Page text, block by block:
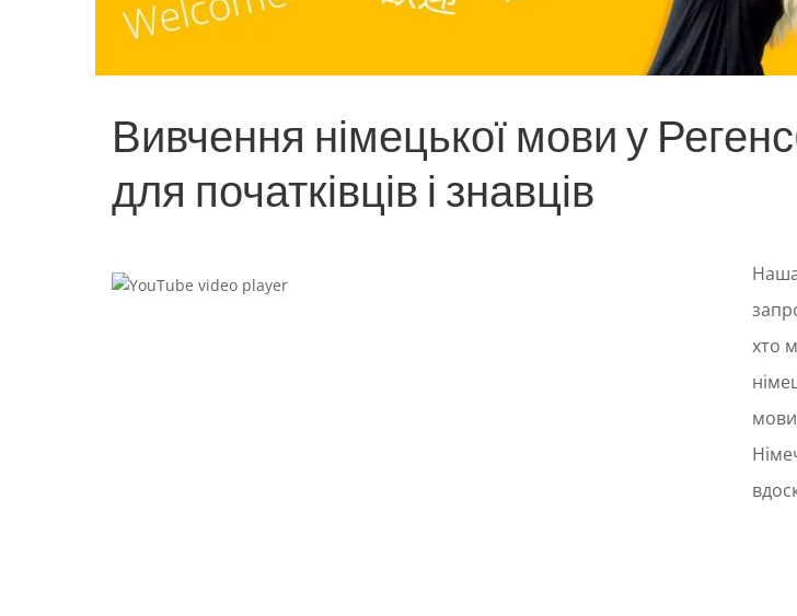
Вивчення німецької мови у
для початківців і знавців
хто